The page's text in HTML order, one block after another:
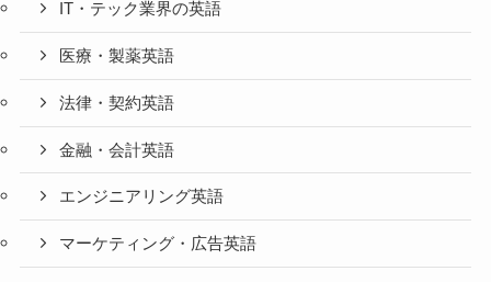
IT・テック業界の英語
医療・製薬英語
法律・契約英語
金融・会計英語
エンジニアリング英語
マーケティング・広告英語